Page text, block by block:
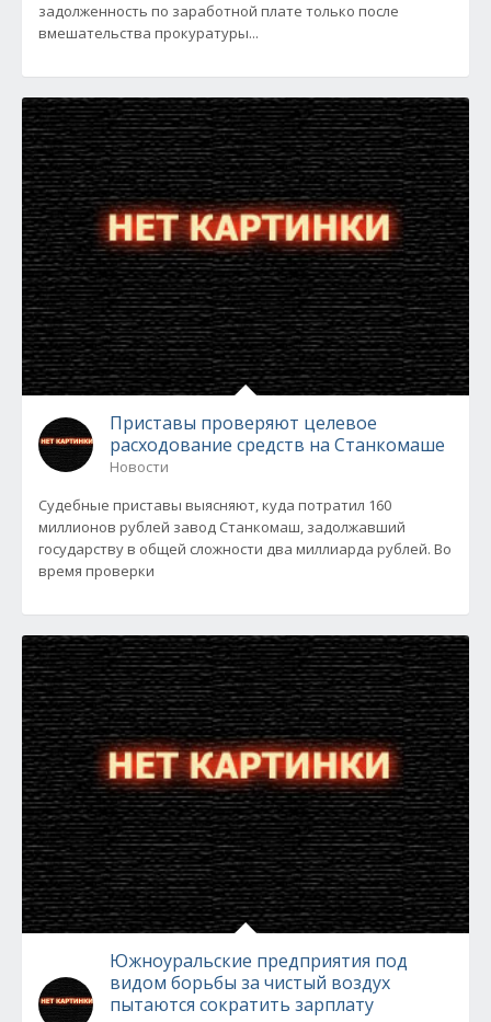
задолженность по заработной плате только после
вмешательства прокуратуры...
Приставы проверяют целевое
расходование средств на Станкомаше
Новости
Судебные приставы выясняют, куда потратил 160
миллионов рублей завод Станкомаш, задолжавший
государству в общей сложности два миллиарда рублей. Во
время проверки
Южноуральские предприятия под
видом борьбы за чистый воздух
пытаются сократить зарплату